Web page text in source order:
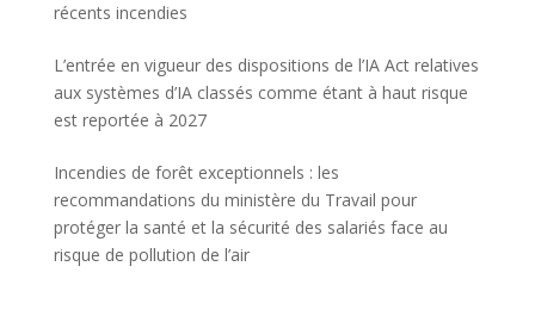
récents incendies
L’entrée en vigueur des dispositions de l’IA Act relatives
aux systèmes d’IA classés comme étant à haut risque
est reportée à 2027
Incendies de forêt exceptionnels : les
recommandations du ministère du Travail pour
protéger la santé et la sécurité des salariés face au
risque de pollution de l’air